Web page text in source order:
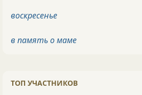
воскресенье
в память о маме
ТОП УЧАСТНИКОВ